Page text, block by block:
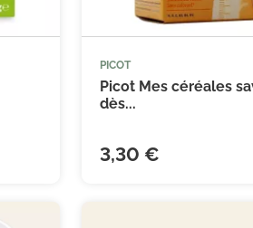
(1 avis)

PICOT
Picot Mes céréales
dès...
3,30 €